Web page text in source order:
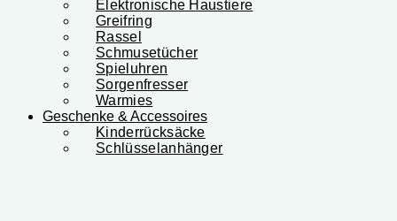
Elektronische Haustiere
Greifring
Rassel
Schmusetücher
Spieluhren
Sorgenfresser
Warmies
Geschenke & Accessoires
Kinderrücksäcke
Schlüsselanhänger